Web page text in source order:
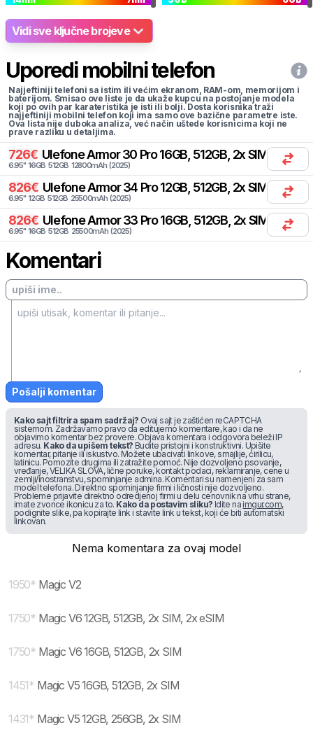
Vidi sve ključne brojeve
Uporedi mobilni telefon
Najjeftiniji telefoni sa istim ili većim ekranom, RAM-om, memorijom i
baterijom. Smisao ove liste je da ukaže kupcu na postojanje modela
koji po ovih par karateristika je isti ili bolji. Dosta korisnika traži
najjeftiniji mobilni telefon koji ima samo ove bazične parametre iste.
Ova lista nije duboka analiza, već način uštede korisnicima koji ne
prave razliku u detaljima.
726€ UlefoneArmor 30 Pro 16GB, 512GB, 2x SIM
6.95" 16GB 512GB 12800mAh (2025)
826€ UlefoneArmor 34 Pro 12GB, 512GB, 2x SIM
6.95" 12GB 512GB 25500mAh (2025)
826€ UlefoneArmor 33 Pro 16GB, 512GB, 2x SIM
6.95" 16GB 512GB 25500mAh (2025)
Komentari
Pošalji komentar
Kako sajt filtrira spam sadržaj? Ovaj sajt je zaštićen reCAPTCHA
sistemom. Zadržavamo pravo da editujemo komentare, kao i da ne
objavimo komentar bez provere. Objava komentara i odgovora beleži IP
adresu. Kako da upišem tekst? Budite pristojni i konstruktivni. Upišite
komentar, pitanje ili iskustvo. Možete ubacivati linkove, smajlije, ćirilicu,
latinicu. Pomozite drugima ili zatražite pomoć. Nije dozvoljeno psovanje,
vređanje, VELIKA SLOVA, lične poruke, kontakt podaci, reklamiranje, cene u
zemlji/inostranstvu, spominjanje admina. Komentari su namenjeni za sam
model telefona. Direktno spominjanje firmi i ličnosti nije dozvoljeno.
Probleme prijavite direktno odredjenoj firmi u delu cenovnik na vrhu strane,
imate zvonce ikonicu za to. Kako da postavim sliku? Idite na imgur.com,
podignite slike, pa kopirajte link i stavite link u tekst, koji će biti automatski
linkovan.
Nema komentara za ovaj model
1950* Magic V2
1750* Magic V6 12GB, 512GB, 2x SIM, 2x eSIM
1750* Magic V6 16GB, 512GB, 2x SIM
1451* Magic V5 16GB, 512GB, 2x SIM
1431* Magic V5 12GB, 256GB, 2x SIM